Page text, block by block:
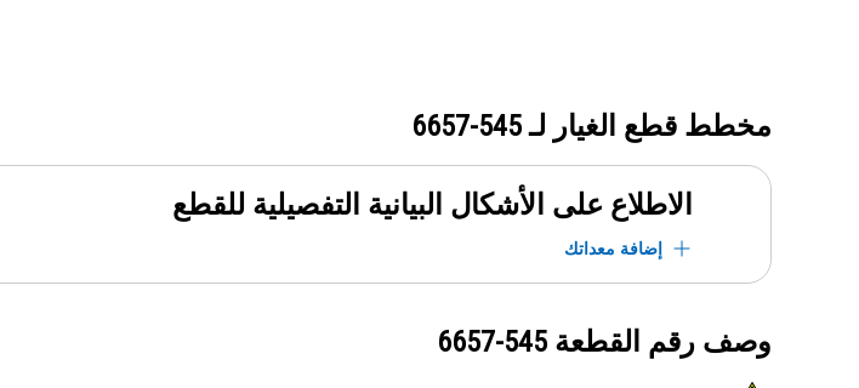
مخطط قطع الغيار لـ545-6657
الاطلاع على الأشكال البيانية التفصيلية للقطع
إضافة معداتك
وصف رقم القطعة 545-6657